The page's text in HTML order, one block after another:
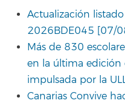
Actualización
2026BDE045 [07/
Más de 830
en la última edición
impulsada por la
Canarias Convive